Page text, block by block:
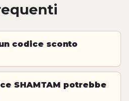
codice sconto
SHAMTAM potrebbe